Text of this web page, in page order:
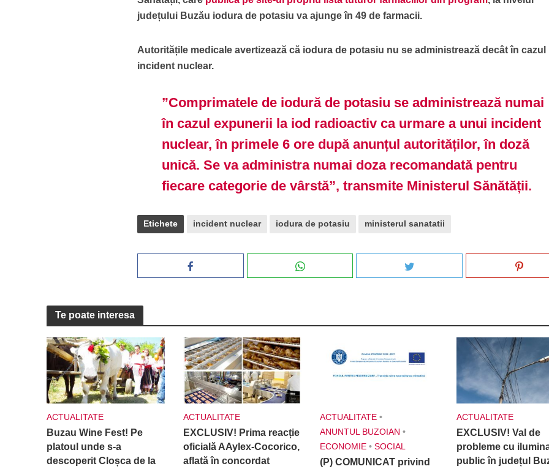
județului Buzău iodura de potasiu va ajunge în 49 de farmacii.
Autoritățile medicale avertizează că iodura de potasiu nu se administrează decât în cazul
incident nuclear.
”Comprimatele de iodură de potasiu se administrează numai
în cazul expunerii la iod radioactiv ca urmare a unui incident
nuclear, în primele 6 ore după anunțul autorităților, în doză
unică. Se va administra numai doza recomandată pentru
fiecare categorie de vârstă”, transmite Ministerul Sănătății.
Etichete incident nuclear iodura de potasiu ministerul sanatatii
Te poate interesa
ACTUALITATE
Buzau Wine Fest! Pe
platoul unde s-a
descoperit Cloșca de la
ACTUALITATE
EXCLUSIV! Prima reacție
oficială AAylex-Cocorico,
aflată în concordat
ACTUALITATE •
ANUNTUL BUZOIAN •
ECONOMIE • SOCIAL
(P) COMUNICAT privind
ACTUALITATE
EXCLUSIV! Val de
probleme cu
public în județul